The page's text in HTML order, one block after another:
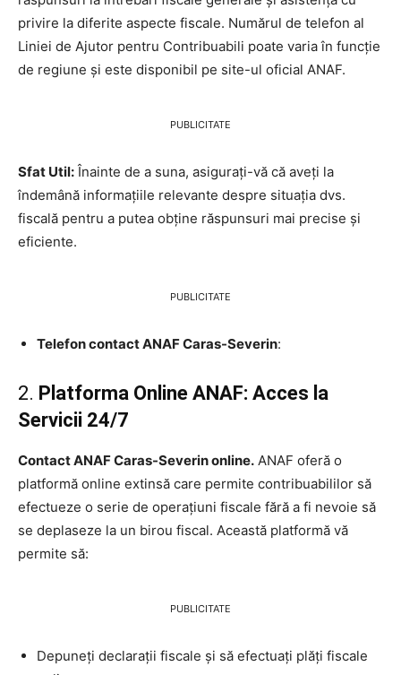
privire la diferite aspecte fiscale. Numărul de telefon al
Liniei de Ajutor pentru Contribuabili poate varia în funcție
de regiune și este disponibil pe site-ul oficial ANAF.
PUBLICITATE
Sfat Util: Înainte de a suna, asigurați-vă că aveți la
îndemână informațiile relevante despre situația dvs.
fiscală pentru a putea obține răspunsuri mai precise și
eficiente.
PUBLICITATE
Telefon contact ANAF Caras-Severin:
2. Platforma Online ANAF: Acces la
Servicii 24/7
Contact ANAF Caras-Severin online. ANAF oferă o
platformă online extinsă care permite contribuabililor să
efectueze o serie de operațiuni fiscale fără a fi nevoie să
se deplaseze la un birou fiscal. Această platformă vă
permite să:
PUBLICITATE
Depuneți declarații fiscale și să efectuați plăți fiscale